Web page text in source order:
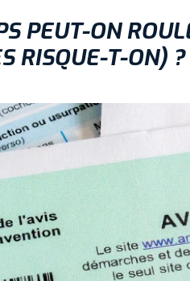
PEUT-ON
RISQUE-T-ON) ?